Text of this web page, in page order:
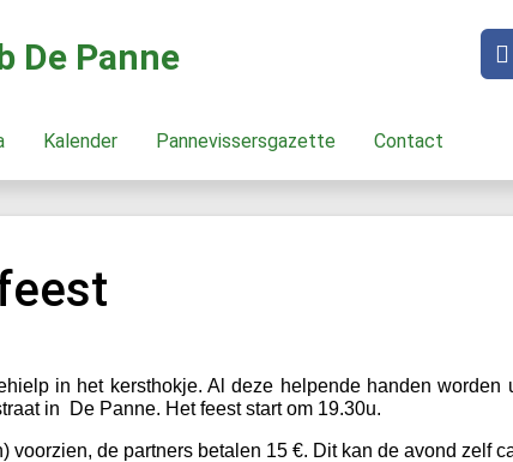
De Panne
Kalender Pannevissersgazette Contact
in het kersthokje. Al deze helpende handen worden
in De Panne. Het feest start om 19.30u.
voorzien, de partners betalen 15 €. Dit kan de avond zelf